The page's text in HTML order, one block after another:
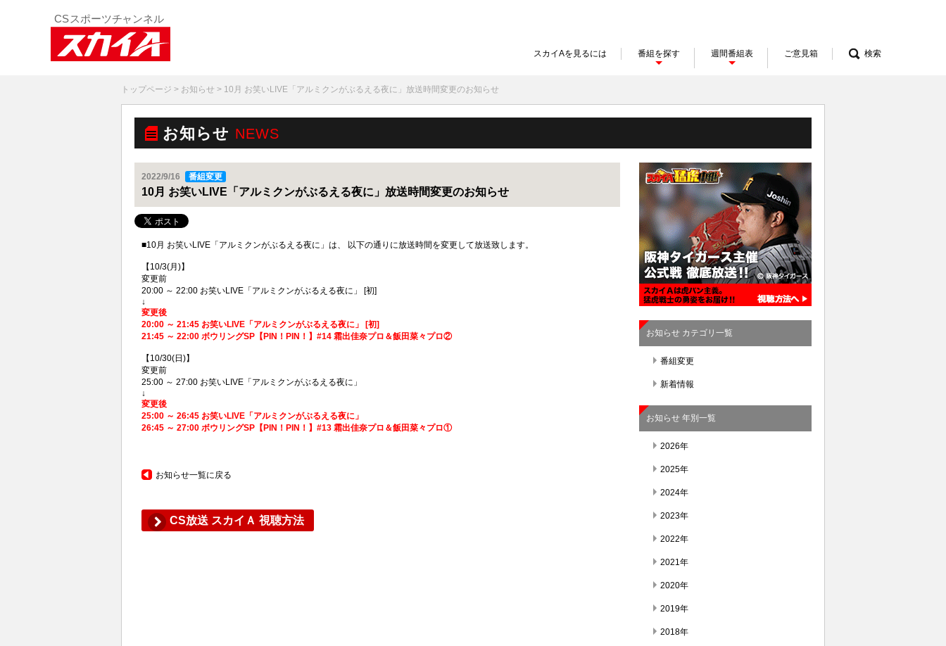
スカイAを見るには 番組を探す 週間番組表 ご意見箱 検索
トップページ > お知らせ > 10月 お笑いLIVE「アルミクンがぶるえる夜に」放送時間変更のお知らせ
お知らせ NEWS
2022/9/16 番組変更
10月 お笑いLIVE「アルミクンがぶるえる夜に」放送時間変更のお知らせ
■10月 お笑いLIVE「アルミクンがぶるえる夜に」は、 以下の通りに放送時間を変更して放送致します。
【10/3(月)】
変更前
20:00 ～ 22:00 お笑いLIVE「アルミクンがぶるえる夜に」 [初]
↓
変更後
20:00 ～ 21:45 お笑いLIVE「アルミクンがぶるえる夜に」 [初]
21:45 ～ 22:00 ボウリングSP【PIN！PIN！】#14 霜出佳奈プロ＆飯田菜々プロ②
【10/30(日)】
変更前
25:00 ～ 27:00 お笑いLIVE「アルミクンがぶるえる夜に」
↓
変更後
25:00 ～ 26:45 お笑いLIVE「アルミクンがぶるえる夜に」
26:45 ～ 27:00 ボウリングSP【PIN！PIN！】#13 霜出佳奈プロ＆飯田菜々プロ①
お知らせ一覧に戻る
CS放送 スカイＡ 視聴方法
お知らせ カテゴリ一覧
番組変更
新着情報
お知らせ 年別一覧
2026年
2025年
2024年
2023年
2022年
2021年
2020年
2019年
2018年